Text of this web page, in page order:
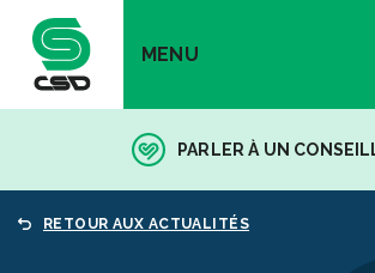
MENU
PARLER À UN
RETOUR AUX ACTUALITÉS